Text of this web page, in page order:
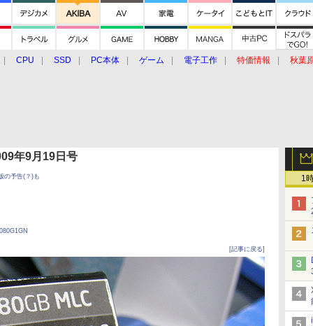
CPU SSD PC本体 ゲーム 電子工作 特価情報
秋葉
1
年9月19日号
の予告(？)も
[記事に戻る]